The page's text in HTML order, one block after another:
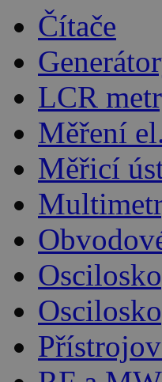
Čítače
LCR
Měření
Měřicí